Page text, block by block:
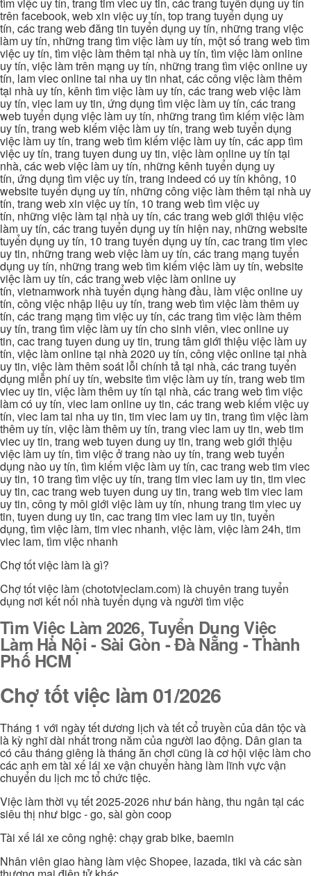
trên facebook, web xin việc uy tín, top trang tuyển dụng uy
tín, các trang web đăng tin tuyển dụng uy tín, những trang việc
làm uy tín, những trang tìm việc làm uy tín, một số trang web tìm
việc uy tín, tìm việc làm thêm tại nhà uy tín, tìm việc làm online
uy tín, việc làm trên mạng uy tín, những trang tìm việc online uy
tín, lam viec online tai nha uy tin nhat, các công việc làm thêm
tại nhà uy tín, kênh tìm việc làm uy tín, các trang web việc làm
uy tín, viec lam uy tin, ứng dụng tìm việc làm uy tín, các trang
web tuyển dụng việc làm uy tín, những trang tìm kiếm việc làm
uy tín, trang web kiếm việc làm uy tín, trang web tuyển dụng
việc làm uy tín, trang web tìm kiếm việc làm uy tín, các app tìm
việc uy tín, trang tuyen dung uy tin, việc làm online uy tín tại
nhà, các web việc làm uy tín, những kênh tuyển dụng uy
tín, ứng dụng tìm việc uy tín, trang indeed có uy tín không, 10
website tuyển dụng uy tín, những công việc làm thêm tại nhà uy
tín, trang web xin việc uy tín, 10 trang web tìm việc uy
tín, những việc làm tại nhà uy tín, các trang web giới thiệu việc
làm uy tín, các trang tuyển dụng uy tín hiện nay, những website
tuyển dụng uy tín, 10 trang tuyển dụng uy tín, cac trang tim viec
uy tin, những trang web việc làm uy tín, các trang mạng tuyển
dụng uy tín, những trang web tìm kiếm việc làm uy tín, website
việc làm uy tín, các trang web việc làm online uy
tín, vietnamwork nhà tuyển dụng hàng đầu, làm việc online uy
tín, công việc nhập liệu uy tín, trang web tìm việc làm thêm uy
tín, các trang mạng tìm việc uy tín, các trang tìm việc làm thêm
uy tín, trang tìm việc làm uy tín cho sinh viên, viec online uy
tin, cac trang tuyen dung uy tin, trung tâm giới thiệu việc làm uy
tín, việc làm online tại nhà 2020 uy tín, công việc online tại nhà
uy tin, việc làm thêm soát lỗi chính tả tại nhà, các trang tuyển
dụng miễn phí uy tín, website tìm việc làm uy tín, trang web tim
viec uy tin, việc làm thêm uy tín tại nhà, các trang web tìm việc
làm có uy tín, viec lam online uy tin, các trang web kiếm việc uy
tín, viec lam tai nha uy tin, tim viec lam uy tin, trang tìm việc làm
thêm uy tín, việc làm thêm uy tín, trang viec lam uy tin, web tim
viec uy tin, trang web tuyen dung uy tin, trang web giới thiệu
việc làm uy tín, tìm việc ở trang nào uy tín, trang web tuyển
dụng nào uy tín, tìm kiếm việc làm uy tín, cac trang web tim viec
uy tin, 10 trang tìm việc uy tín, trang tim viec lam uy tin, tim viec
uy tin, cac trang web tuyen dung uy tin, trang web tim viec lam
uy tin, công ty môi giới việc làm uy tín, nhung trang tim viec uy
tin, tuyen dung uy tin, cac trang tim viec lam uy tin, tuyển
dụng, tìm việc làm, tim viec nhanh, việc làm, việc làm 24h, tim
viec lam, tìm việc nhanh
Chợ tốt việc làm là gì?
Chợ tốt việc làm (chototvieclam.com) là chuyên trang tuyển
dụng nơi kết nối nhà tuyển dụng và người tìm việc
Tìm Việc Làm 2026, Tuyển Dụng Việc
Làm Hà Nội - Sài Gòn - Đà Nẵng - Thành
Phố HCM
Chợ tốt việc làm 01/2026
Tháng 1 với ngày tết dương lịch và tết cổ truyền của dân tộc và
là kỳ nghĩ dài nhất trong năm của người lao động. Dân gian ta
có câu tháng giêng là tháng ăn chơi cũng là cơ hội việc làm cho
các anh em tài xế lái xe vận chuyển hàng làm lĩnh vực vận
chuyển du lịch mc tổ chức tiệc.
Việc làm thời vụ tết 2025-2026 như bán hàng, thu ngân tại các
siêu thị như bigc - go, sài gòn coop
Tài xế lái xe công nghệ: chạy grab bike, baemin
Nhân viên giao hàng làm việc Shopee, lazada, tiki và các sàn